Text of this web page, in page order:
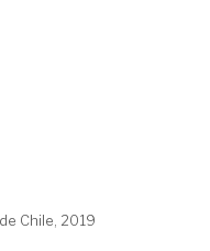
Chile, 2019